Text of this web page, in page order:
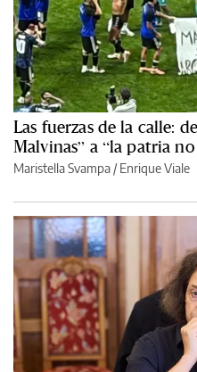
Las fuerzas de la calle:
Malvinas” a “la patria no
Maristella Svampa /Enrique Viale